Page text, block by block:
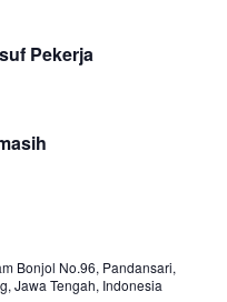
e
w
Pekerja
Bonjol No.96, Pandansari,
Jawa Tengah, Indonesia